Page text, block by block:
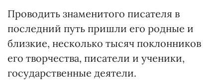
Проводить знаменитого писателя в
последний путь пришли его родные и
близкие, несколько тысяч поклонников
его творчества, писатели и ученики,
государственные деятели.